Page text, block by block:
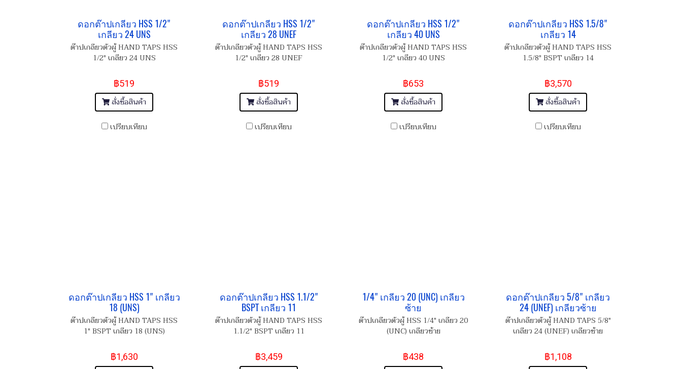
ดอกต๊าปเกลียว HSS 1/2"
เกลียว 24 UNS
ต๊าปเกลียวตัวผู้ HAND TAPS HSS
1/2" เกลียว 24 UNS
฿519
สั่งซื้อสินค้า
เปรียบเทียบ
ดอกต๊าปเกลียว HSS 1/2"
เกลียว 28 UNEF
ต๊าปเกลียวตัวผู้ HAND TAPS HSS
1/2" เกลียว 28 UNEF
฿519
สั่งซื้อสินค้า
เปรียบเทียบ
ดอกต๊าปเกลียว HSS 1/2"
เกลียว 40 UNS
ต๊าปเกลียวตัวผู้ HAND TAPS HSS
1/2" เกลียว 40 UNS
฿653
สั่งซื้อสินค้า
เปรียบเทียบ
ดอกต๊าปเกลียว HSS 1.5/8"
เกลียว 14
ต๊าปเกลียวตัวผู้ HAND TAPS HSS
1.5/8" BSPT เกลียว 14
฿3,570
สั่งซื้อสินค้า
เปรียบเทียบ
ดอกต๊าปเกลียว HSS 1" เกลียว
18 (UNS)
ต๊าปเกลียวตัวผู้ HAND TAPS HSS
1" BSPT เกลียว 18 (UNS)
฿1,630
ดอกต๊าปเกลียว HSS 1.1/2"
BSPT เกลียว 11
ต๊าปเกลียวตัวผู้ HAND TAPS HSS
1.1/2" BSPT เกลียว 11
฿3,459
1/4" เกลียว 20 (UNC) เกลียว
ซ้าย
ต๊าปเกลียวตัวผู้ HSS 1/4" เกลียว 20
(UNC) เกลียวซ้าย
฿438
ดอกต๊าปเกลียว 5/8" เกลียว
24 (UNEF) เกลียวซ้าย
ต๊าปเกลียวตัวผู้ HAND TAPS 5/8"
เกลียว 24 (UNEF) เกลียวซ้าย
฿1,108